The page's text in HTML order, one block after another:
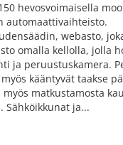
hevosvoimaisella
automaattivaihteisto.
webasto,
omalla kellolla, jolla
ja peruustuskamera.
kääntyvät taakse
matkustamosta
Sähköikkunat ja...